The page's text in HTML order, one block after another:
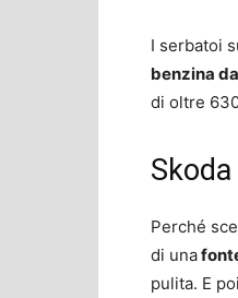
I serbatoi
benzina
di oltre
Perché
di una
pulita. E